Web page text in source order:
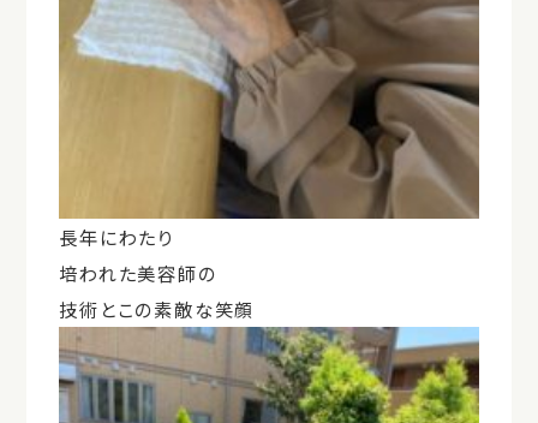
長年にわたり
培われた美容師の
技術とこの素敵な笑顔